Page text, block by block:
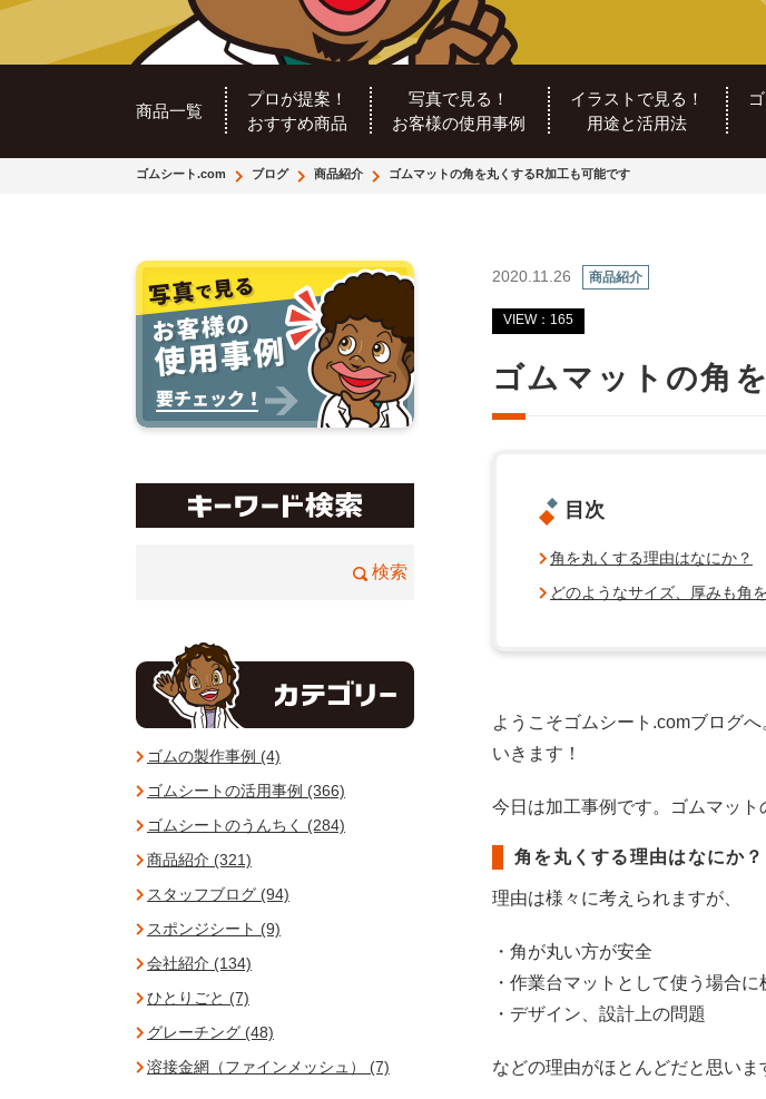
商品一覧
プロが提案！
おすすめ商品
写真で見る！
お客様の使用事例
イラストで見る！
用途と活用法
ゴムシート.com ブログ 商品紹介 ゴムマットの角を丸くするR加工も可能です
2020.11.26 商品紹介
VIEW：165
ゴムマットの角
目次
角を丸くする理由はなにか？
どのようなサイズ、厚みも角
ようこそゴムシート.comブログ
いきます！
今日は加工事例です。ゴムマット
角を丸くする理由はなにか？
理由は様々に考えられますが、
・角が丸い方が安全
・作業台マットとして使う場合
・デザイン、設計上の問題
などの理由がほとんどだと思いま
ゴムの製作事例 (4)
ゴムシートの活用事例 (366)
ゴムシートのうんちく (284)
商品紹介 (321)
スタッフブログ (94)
スポンジシート (9)
会社紹介 (134)
ひとりごと (7)
グレーチング (48)
溶接金網（ファインメッシュ） (7)